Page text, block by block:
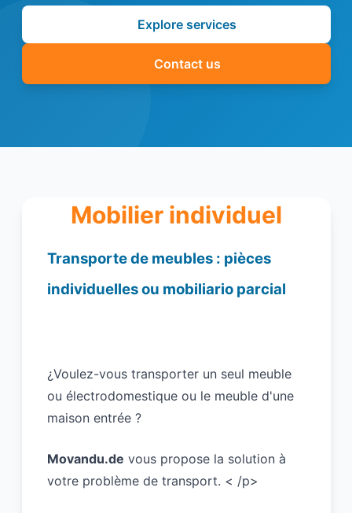
Explore services
Contact us
Mobilier individuel
Transporte de meubles : pièces
individuelles ou mobiliario parcial
¿Voulez-vous transporter un seul meuble
ou électrodomestique ou le meuble d'une
maison entrée ?
Movandu.de vous propose la solution à
votre problème de transport. < /p>